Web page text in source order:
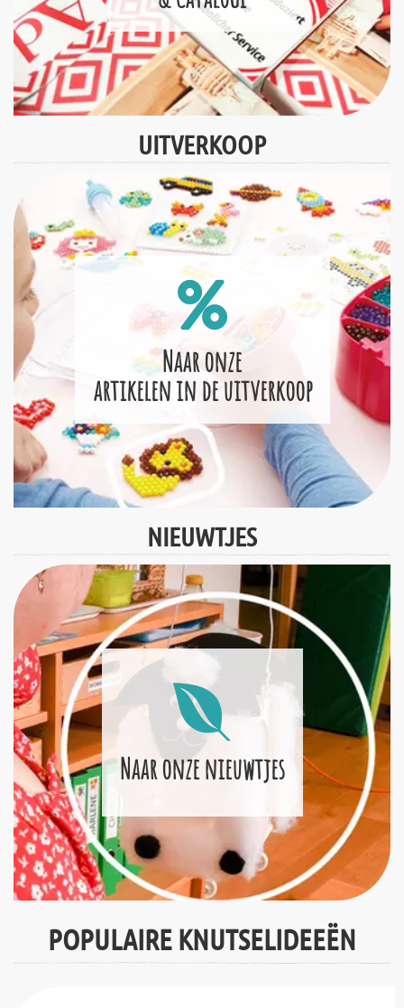
UITVERKOOP
Naar onze
artikelen in de uitverkoop
NIEUWTJES
Naar onze nieuwtjes
POPULAIRE KNUTSELIDEEËN